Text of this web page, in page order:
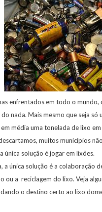
enfrentados em todo o
nada. Mais mesmo que seja só
média uma tonelada de lixo
muitos municípios
única solução é jogar em lixões.
única solução é a colaboração
ou a reciclagem do lixo. Veja
o destino certo ao lixo